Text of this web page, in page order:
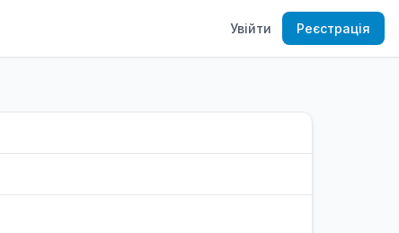
Увійти Реєстрація